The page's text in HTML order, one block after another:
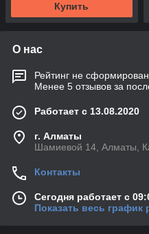
Купить
О нас
Рейтинг не сформирован
Менее 5 отзывов за
Работает с 13.08.2020
г. Алматы
Шамиевой 14, Алматы,
Контакты
Сегодня работает с
Показать весь график